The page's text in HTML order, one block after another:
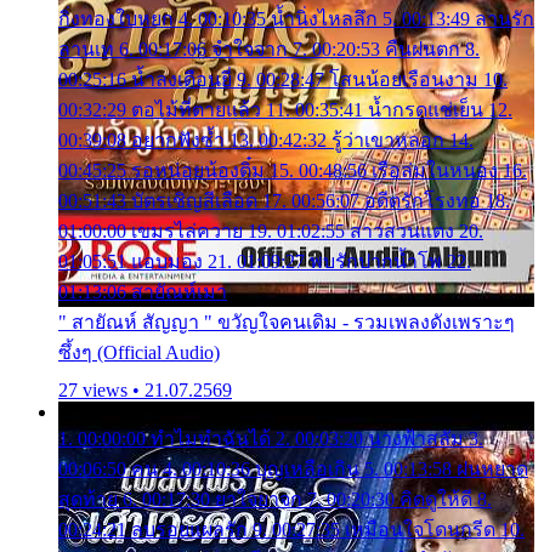
กิ่งทองใบหยก 4. 00:10:35 น้ำนิ่งไหลลึก 5. 00:13:49 ลานรัก
ลานเท 6. 00:17:06 จำใจจาก 7. 00:20:53 คืนฝนตก 8.
00:25:16 น้ำลงเดือนยี่ 9. 00:28:47 โสนน้อยเรือนงาม 10.
00:32:29 ตอไม้ที่ตายแล้ว 11. 00:35:41 น้ำกรดแช่เย็น 12.
00:39:08 อยากฟังซ้ำ 13. 00:42:32 รู้ว่าเขาหลอก 14.
00:45:25 รอหน่อยน้องติ๋ม 15. 00:48:56 เรือล่มในหนอง 16.
00:51:43 บัตรเชิญสีเลือด 17. 00:56:07 อดีตรักโรงทอ 18.
01:00:00 เขมรไล่ควาย 19. 01:02:55 สาวสวนแตง 20.
01:05:51 แอบมอง 21. 01:09:27 พบรักปากน้ำโพ 22.
01:13:06 สายัณห์เมา
" สายัณห์ สัญญา " ขวัญใจคนเดิม - รวมเพลงดังเพราะๆ
ซึ้งๆ (Official Audio)
27 views • 21.07.2569
1. 00:00:00 ทำไมทำฉันได้ 2. 00:03:20 นางฟ้าสลัม 3.
00:06:50 คน 4. 00:10:36 บุญเหลือเกิน 5. 00:13:58 ฝนหยาด
สุดท้าย 6. 00:17:30 ยาใจยาจก 7. 00:20:30 คิดดูให้ดี 8.
00:24:21 ลบรอยแผลรัก 9. 00:27:35 เหมือนใจโดนกรีด 10.